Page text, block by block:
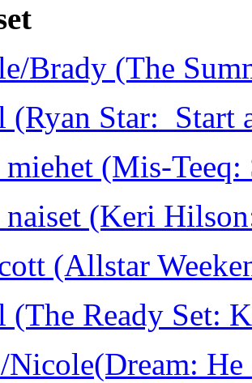
Brady (The
Star: Start
(Mis-Teeq:
naiset (Keri
(Allstar
Ready Set:
Nicole(Dream: